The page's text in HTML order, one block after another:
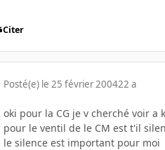
Citer
Posté(e) le 25 février 200422 a
oki pour la CG je v cherché voir a
pour le ventil de le CM est t'il
le silence est important pour moi